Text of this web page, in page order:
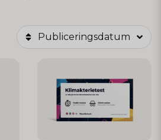
Publiceringsdatum